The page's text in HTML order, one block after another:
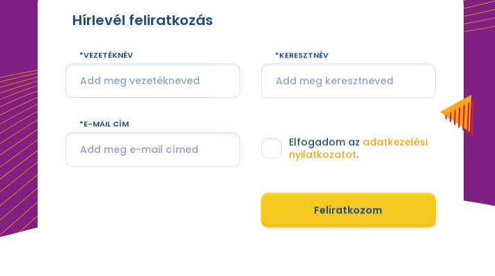
Hírlevél feliratkozás
VEZETÉKNÉV KERESZTNÉV
E-MAIL CÍM
Elfogadom az adatkezelési
nyilatkozatot.
Feliratkozom